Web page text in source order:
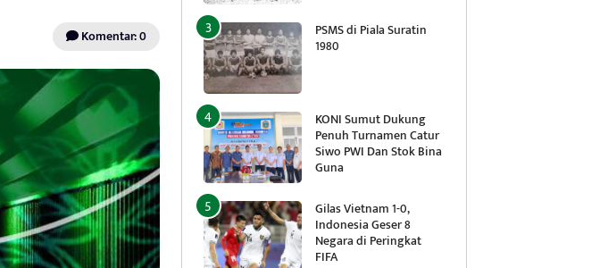
Komentar: 0
PSMS di Piala Suratin
1980
KONI Sumut Dukung
Penuh Turnamen Catur
Siwo PWI Dan Stok Bina
Guna
Gilas Vietnam 1-0,
Indonesia Geser 8
Negara di Peringkat
FIFA